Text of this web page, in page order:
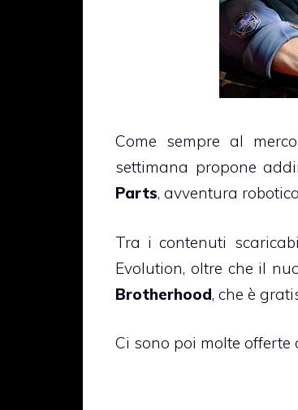
Come sempre al
settimana propone
Parts, avventura
Tra i contenuti
Evolution, oltre che il
Brotherhood, che è
Ci sono poi molte